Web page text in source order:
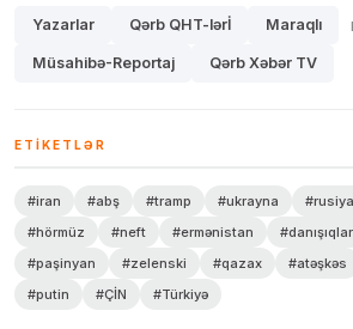
Yazarlar Qərb QHT-lərİ Maraqlı
Müsahibə-Reportaj Qərb Xəbər TV
ETIKETLƏR
#iran #abş #tramp #ukrayna #rusiya
#hörmüz
#neft #ermənistan #danışıqlar
#paşinyan
#zelenski #qazax #atəşkəs
#putin
#ÇİN #Türkiyə